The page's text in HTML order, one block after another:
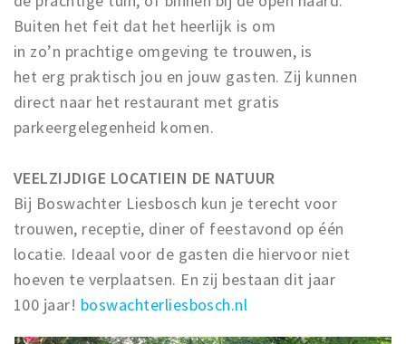
Buiten het feit dat het heerlijk is om
in zo’n prachtige omgeving te trouwen, is
het erg praktisch jou en jouw gasten. Zij kunnen
direct naar het restaurant met gratis
parkeergelegenheid komen.
VEELZIJDIGE LOCATIEIN DE NATUUR
Bij Boswachter Liesbosch kun je terecht voor
trouwen, receptie, diner of feestavond op één
locatie. Ideaal voor de gasten die hiervoor niet
hoeven te verplaatsen. En zij bestaan dit jaar
100 jaar! boswachterliesbosch.nl